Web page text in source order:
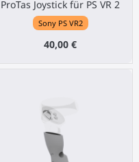
ProTas Joystick für PS VR 2
Sony PS VR2
40,00 €